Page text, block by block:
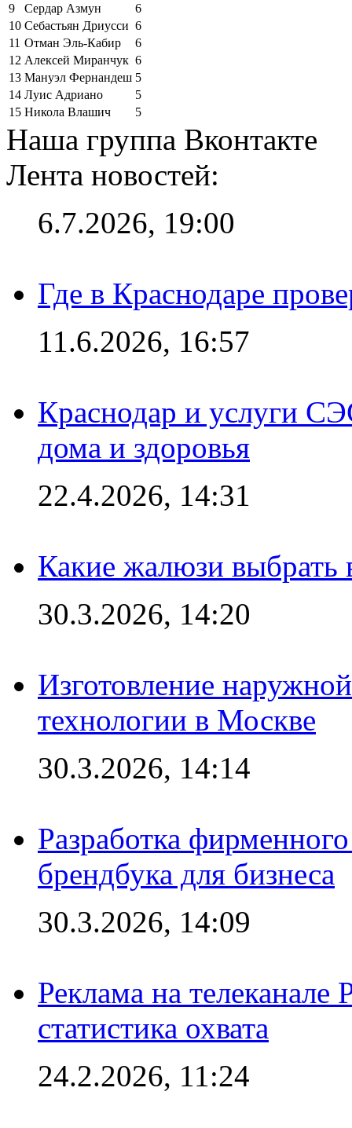
9
Сердар Азмун
6
10 Себастьян Дриусси 6
11 Отман Эль-Кабир
6
12 Алексей Миранчук 6
13 Мануэл Фернандеш 5
14 Луис Адриано
5
15 Никола Влашич 5
Наша группа Вконтакте
Лента новостей:
6.7.2026, 19:00
Где в Краснодаре
11.6.2026, 16:57
Краснодар и услуги
дома и здоровья
22.4.2026, 14:31
Какие жалюзи выбрать
30.3.2026, 14:20
Изготовление
технологии в Москве
30.3.2026, 14:14
Разработка
брендбука для бизнеса
30.3.2026, 14:09
Реклама на
статистика охвата
24.2.2026, 11:24